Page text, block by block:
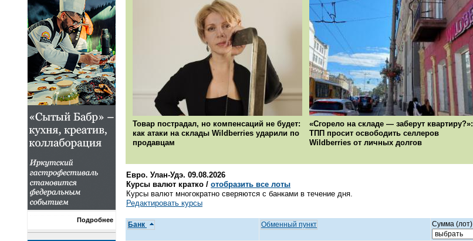
Подробнее
Товар пострадал, но компенсаций не будет:
как атаки на склады Wildberries ударили по
продавцам
«Сгорело на складе — заберут квартиру?»:
ТПП просит освободить селлеров
Wildberries от личных долгов
Евро. Улан-Удэ. 09.08.2026
Курсы валют кратко / отобразить все лоты
Курсы валют многократно сверяются с банками в течение дня.
Редактировать курсы
Банк Обменный пункт Сумма (лот)